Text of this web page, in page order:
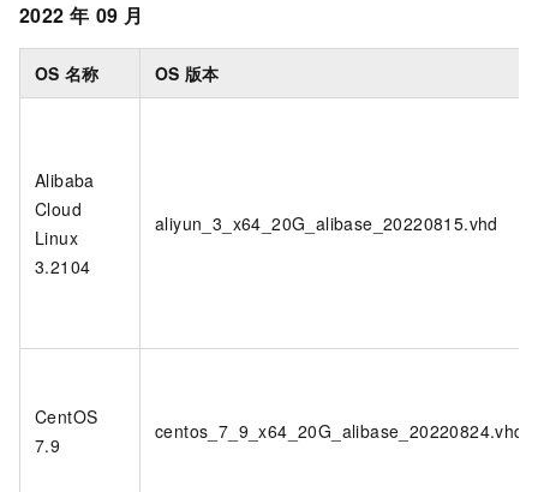
2022 年 09 月
OS 名称 OS 版本
Alibaba
Cloud
Linux
3.2104
aliyun_3_x64_20G_alibase_20220815.vhd
CentOS
7.9
centos_7_9_x64_20G_alibase_20220824.vhd